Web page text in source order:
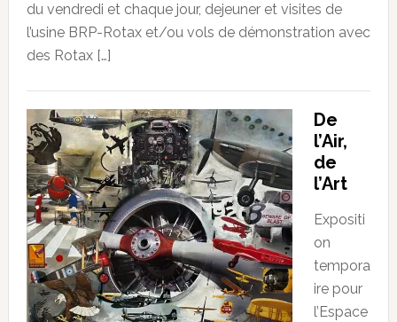
du vendredi et chaque jour, dejeuner et visites de
l’usine BRP-Rotax et/ou vols de démonstration avec
des Rotax […]
De
l’Air,
de
l’Art
Expositi
on
tempora
ire pour
l’Espace